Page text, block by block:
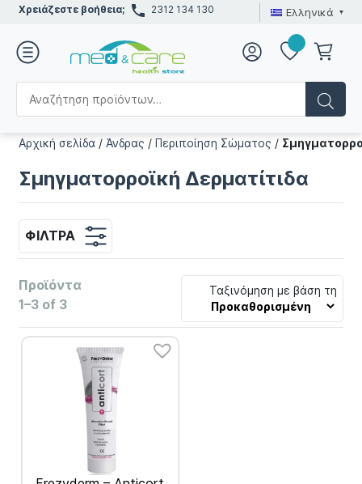
Χρειάζεστε βοήθεια; 2312 134 130 Ελληνικά
Αρχική σελίδα /Άνδρας /Περιποίηση Σώματος /
Σμηγματορροϊκή Δερματίτιδα
ΦΊΛΤΡΑ
Προϊόντα
1–3 of 3
Ταξινόμηση με βάση τη